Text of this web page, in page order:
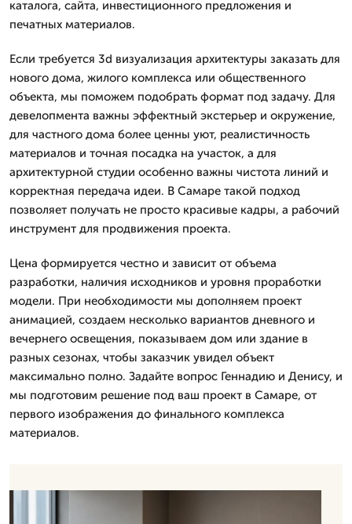
каталога, сайта, инвестиционного предложения и
печатных материалов.
Если требуется 3d визуализация архитектуры заказать для
нового дома, жилого комплекса или общественного
объекта, мы поможем подобрать формат под задачу. Для
девелопмента важны эффектный экстерьер и окружение,
для частного дома более ценны уют, реалистичность
материалов и точная посадка на участок, а для
архитектурной студии особенно важны чистота линий и
корректная передача идеи. В Самаре такой подход
позволяет получать не просто красивые кадры, а рабочий
инструмент для продвижения проекта.
Цена формируется честно и зависит от объема
разработки, наличия исходников и уровня проработки
модели. При необходимости мы дополняем проект
анимацией, создаем несколько вариантов дневного и
вечернего освещения, показываем дом или здание в
разных сезонах, чтобы заказчик увидел объект
максимально полно. Задайте вопрос Геннадию и Денису, и
мы подготовим решение под ваш проект в Самаре, от
первого изображения до финального комплекса
материалов.